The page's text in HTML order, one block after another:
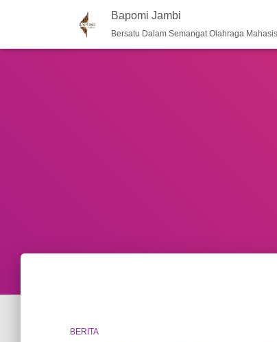
Bapomi Jambi
Bersatu Dalam Semangat Olahraga
BERITA